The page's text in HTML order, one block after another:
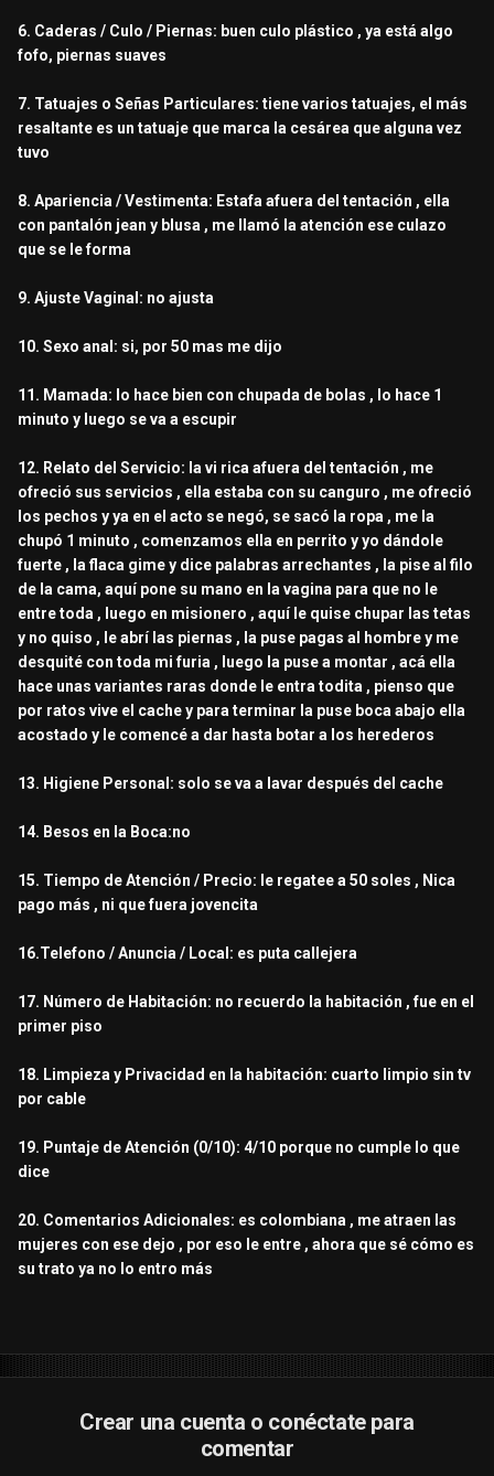
6. Caderas / Culo / Piernas: buen culo plástico , ya está algo
fofo, piernas suaves
7. Tatuajes o Señas Particulares: tiene varios tatuajes, el más
resaltante es un tatuaje que marca la cesárea que alguna vez
tuvo
8. Apariencia / Vestimenta: Estafa afuera del tentación , ella
con pantalón jean y blusa , me llamó la atención ese culazo
que se le forma
9. Ajuste Vaginal: no ajusta
10. Sexo anal: si, por 50 mas me dijo
11. Mamada: lo hace bien con chupada de bolas , lo hace 1
minuto y luego se va a escupir
12. Relato del Servicio: la vi rica afuera del tentación , me
ofreció sus servicios , ella estaba con su canguro , me ofreció
los pechos y ya en el acto se negó, se sacó la ropa , me la
chupó 1 minuto , comenzamos ella en perrito y yo dándole
fuerte , la flaca gime y dice palabras arrechantes , la pise al filo
de la cama, aquí pone su mano en la vagina para que no le
entre toda , luego en misionero , aquí le quise chupar las tetas
y no quiso , le abrí las piernas , la puse pagas al hombre y me
desquité con toda mi furia , luego la puse a montar , acá ella
hace unas variantes raras donde le entra todita , pienso que
por ratos vive el cache y para terminar la puse boca abajo ella
acostado y le comencé a dar hasta botar a los herederos
13. Higiene Personal: solo se va a lavar después del cache
14. Besos en la Boca:no
15. Tiempo de Atención / Precio: le regatee a 50 soles , Nica
pago más , ni que fuera jovencita
16.Telefono / Anuncia / Local: es puta callejera
17. Número de Habitación: no recuerdo la habitación , fue en el
primer piso
18. Limpieza y Privacidad en la habitación: cuarto limpio sin tv
por cable
19. Puntaje de Atención (0/10): 4/10 porque no cumple lo que
dice
20. Comentarios Adicionales: es colombiana , me atraen las
mujeres con ese dejo , por eso le entre , ahora que sé cómo es
su trato ya no lo entro más
Crear una cuenta o conéctate para
comentar